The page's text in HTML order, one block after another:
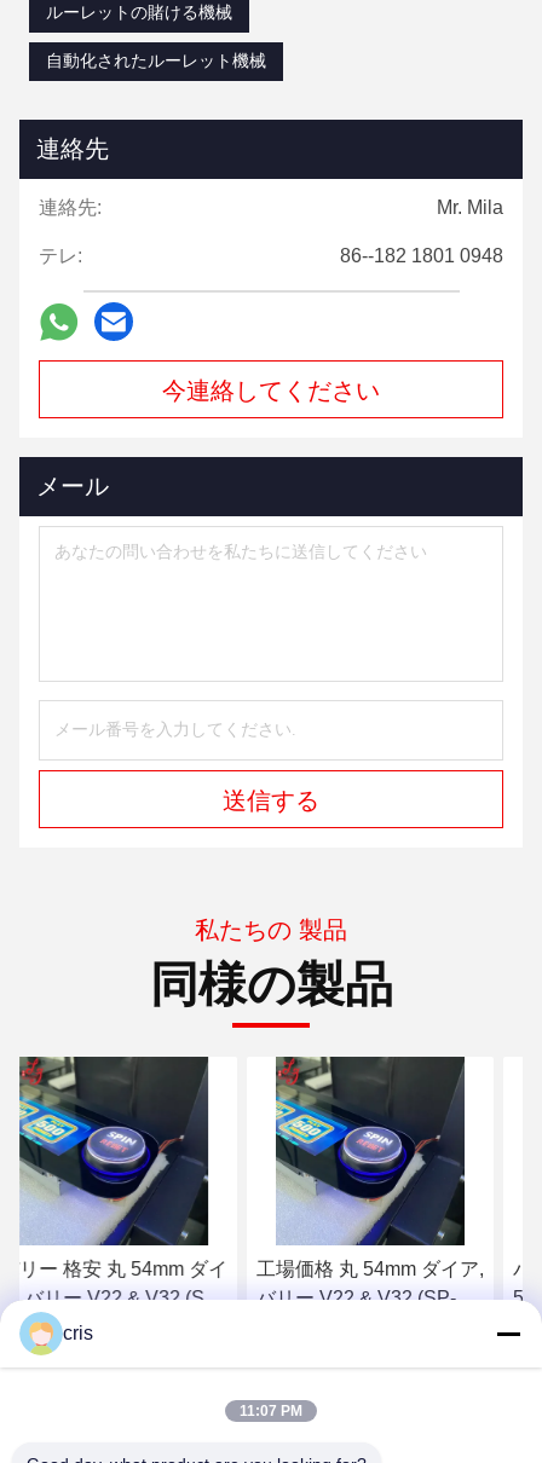
ルーレットの賭ける機械
自動化されたルーレット機械
連絡先
連絡先: Mr. Mila
テレ: 86--182 1801 0948
今連絡してください
メール
送信する
私たちの 製品
同様の製品
工場価格 丸 54mm ダイア,
バリー V22 & V32 (SP-
RND-バリー) バリー ボタ
ン 販売
最もよい価格を得なさい
バリーボタン,ラウンド
54mmダイア,バリー
V22&V32 (SP-RND-バリ
cris
11:07 PM